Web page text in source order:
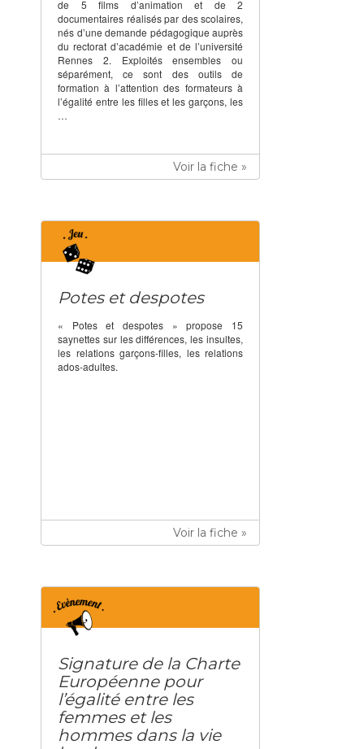
de 5 films d’animation et de 2
documentaires réalisés par des scolaires,
nés d’une demande pédagogique auprès
du rectorat d’académie et de l’université
Rennes 2. Exploités ensembles ou
séparément, ce sont des outils de
formation à l’attention des formateurs à
l’égalité entre les filles et les garçons, les
…
Voir la fiche »
Potes et despotes
« Potes et despotes » propose 15
saynettes sur les différences, les insultes,
les relations garçons-filles, les relations
ados-adultes.
Voir la fiche »
Signature de la Charte
Européenne pour
l’égalité entre les
femmes et les
hommes dans la vie